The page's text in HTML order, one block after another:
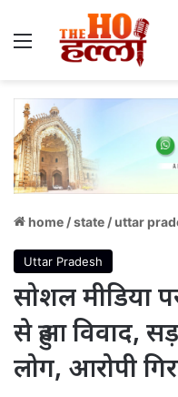
Menu
home /state /uttar
Uttar Pradesh
सोशल मीडिया
से हुआ विवाद,
लोग, आरोपी